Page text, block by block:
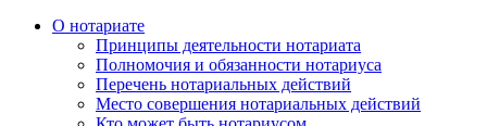
О нотариате
Принципы деятельности нотариата
Полномочия и обязанности нотариуса
Перечень нотариальных действий
Место совершения нотариальных действий